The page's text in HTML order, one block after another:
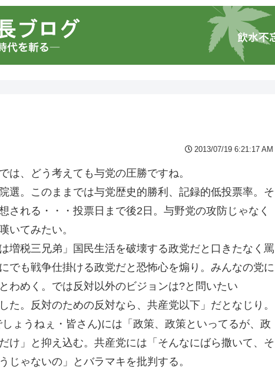
2013/07/19 6:21:17 AM
は、どう考えても与党の圧勝ですね。
選。このままでは与党歴史的勝利、記録的低投票率。そ
される・・・投票日まで後2日。与野党の攻防じゃなく
いてみたい。
増税三兄弟」国民生活を破壊する政党だと口きたなく罵
でも戦争仕掛ける政党だと恐怖心を煽り。みんなの党に
わめく。では反対以外のビジョンは?と問いたい
た。反対のための反対なら、共産党以下」だとなじり。
ょうねぇ・皆さん)には「政策、政策といってるが、政
け」と抑え込む。共産党には「そんなにばら撒いて、そ
じゃないの」とバラマキを批判する。